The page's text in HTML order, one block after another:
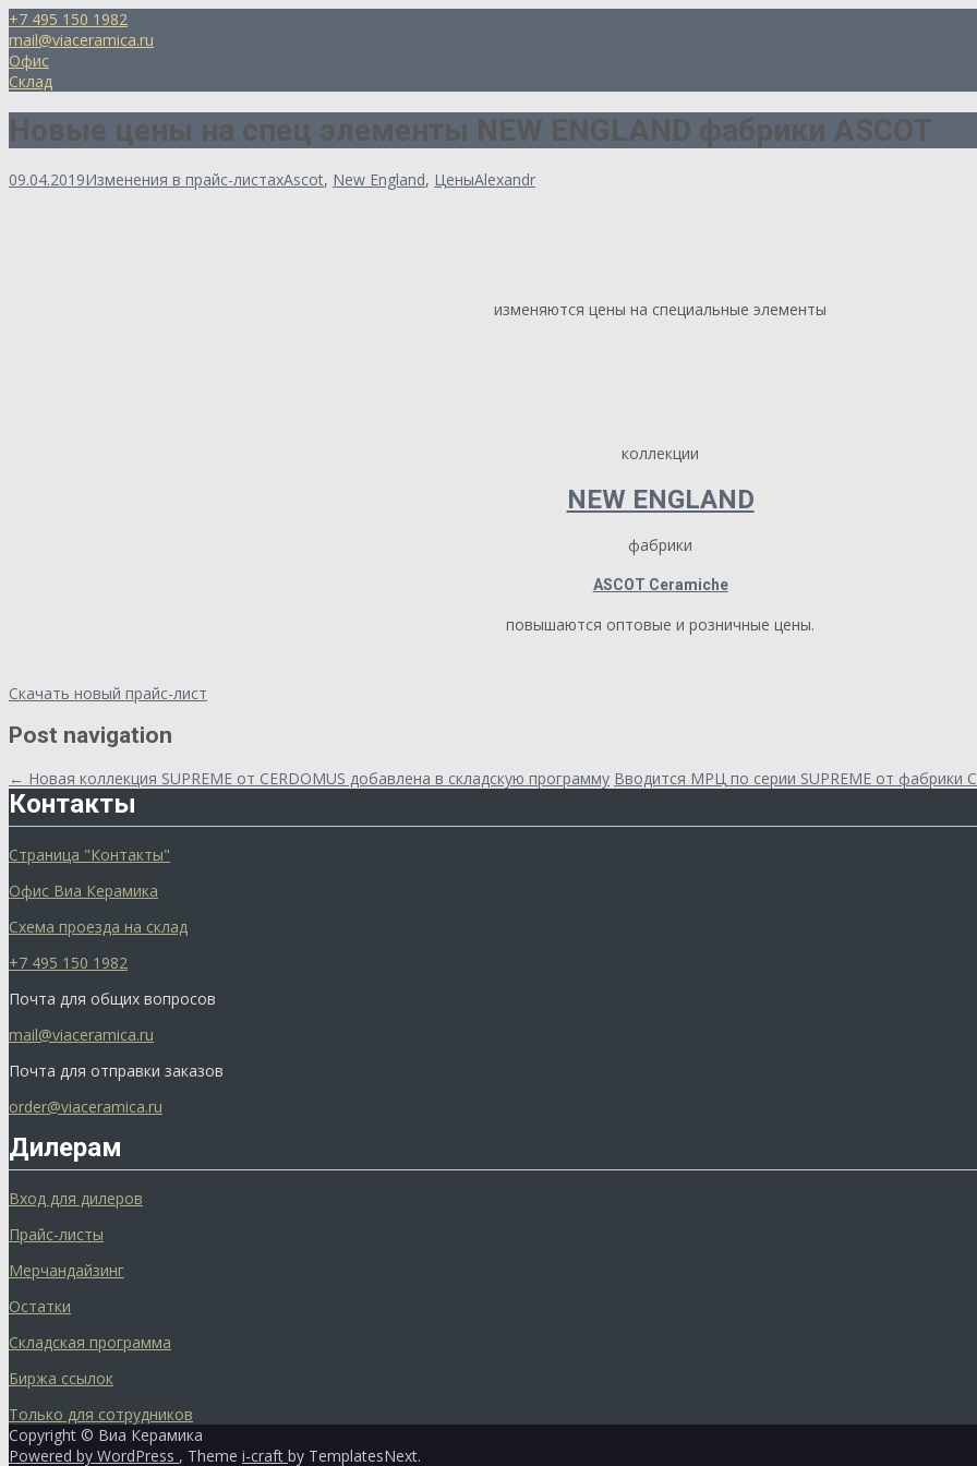
+7 495 150 1982
mail@viaceramica.ru
Офис
Склад
Новые цены на спец элементы NEW ENGLAND фабрики ASCOT
09.04.2019Изменения в прайс-листахAscot, New England, ЦеныAlexandr
изменяются цены на специальные элементы
коллекции
NEW ENGLAND
фабрики
ASCOT Ceramiche
повышаются оптовые и розничные цены.
Скачать новый прайс-лист
Post navigation
← Новая коллекция SUPREME от CERDOMUS добавлена в складскую программу Вводится МРЦ по серии SUPREME от фабрики
Контакты
Страница "Контакты"
Офис Виа Керамика
Схема проезда на склад
+7 495 150 1982
Почта для общих вопросов
mail@viaceramica.ru
Почта для отправки заказов
order@viaceramica.ru
Дилерам
Вход для дилеров
Прайс-листы
Мерчандайзинг
Остатки
Складская программа
Биржа ссылок
Только для сотрудников
Copyright © Виа Керамика
Powered by WordPress , Theme i-craft by TemplatesNext.